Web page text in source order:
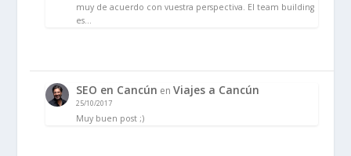
muy de acuerdo con vuestra perspectiva. El team building
es…
SEO en Cancún enViajes a Cancún
25/10/2017
Muy buen post ;)